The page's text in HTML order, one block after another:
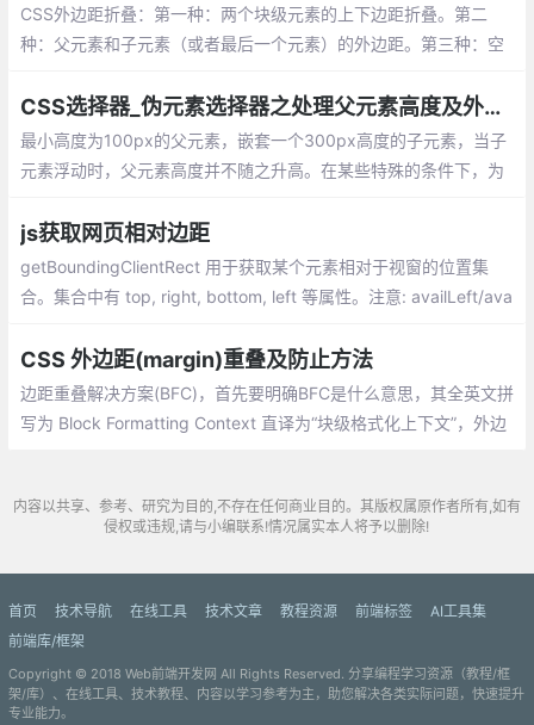
CSS外边距折叠：第一种：两个块级元素的上下边距折叠。第二
种：父元素和子元素（或者最后一个元素）的外边距。第三种：空
CSS选择器_伪元素选择器之处理父元素高度及外边距溢出
最小高度为100px的父元素，嵌套一个300px高度的子元素，当子
元素浮动时，父元素高度并不随之升高。在某些特殊的条件下，为
js获取网页相对边距
getBoundingClientRect 用于获取某个元素相对于视窗的位置集
合。集合中有 top, right, bottom, left 等属性。注意: availLeft/ava
etParent 属性指定的父坐标的属性
CSS 外边距(margin)重叠及防止方法
边距重叠解决方案(BFC)，首先要明确BFC是什么意思，其全英文拼
写为 Block Formatting Context 直译为“块级格式化上下文”，外边
内容以共享、参考、研究为目的,不存在任何商业目的。其版权属原作者所有,如有
侵权或违规,请与小编联系!情况属实本人将予以删除!
首页 技术导航 在线工具 技术文章 教程资源 前端标签
AI工具集
前端库/框架